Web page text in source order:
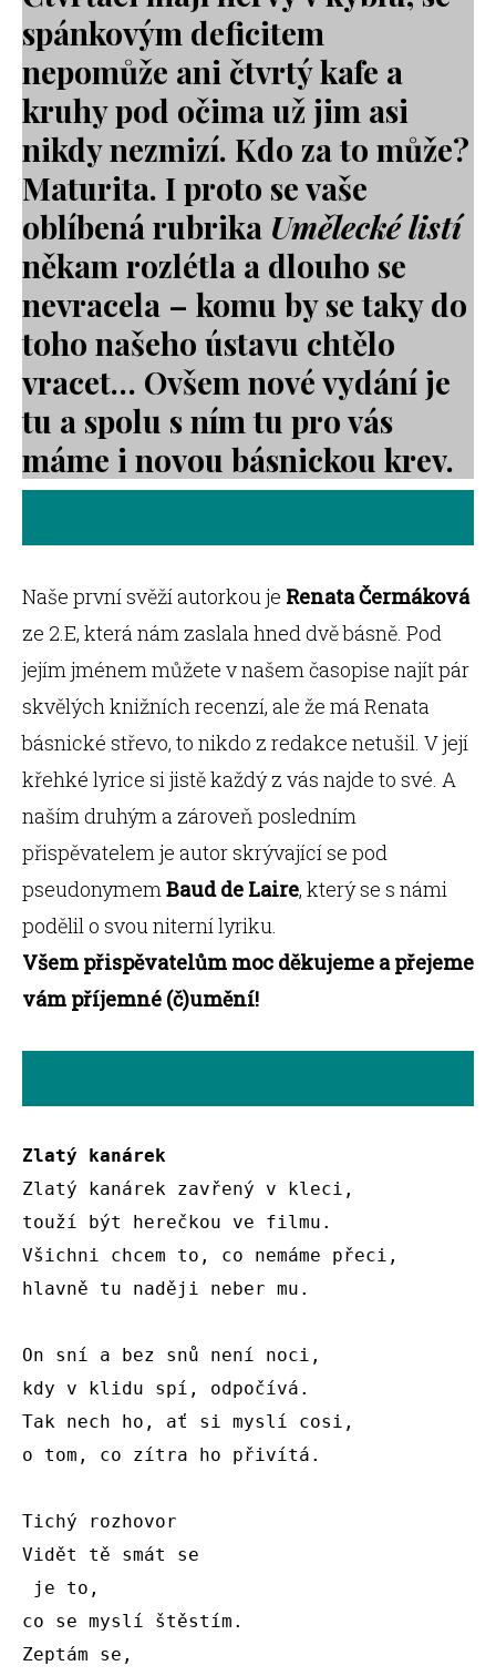
spánkovým deficitem
nepomůže ani čtvrtý kafe a
kruhy pod očima už jim asi
nikdy nezmizí. Kdo za to může?
Maturita. I proto se vaše
oblíbená rubrika Umělecké listí
někam rozlétla a dlouho se
nevracela – komu by se taky do
toho našeho ústavu chtělo
vracet… Ovšem nové vydání je
tu a spolu s ním tu pro vás
máme i novou básnickou krev.
Naše první svěží autorkou je Renata Čermáková
ze 2.E, která nám zaslala hned dvě básně. Pod
jejím jménem můžete v našem časopise najít pár
skvělých knižních recenzí, ale že má Renata
básnické střevo, to nikdo z redakce netušil. V její
křehké lyrice si jistě každý z vás najde to své. A
naším druhým a zároveň posledním
přispěvatelem je autor skrývající se pod
pseudonymemBaud de Laire, který se s námi
podělil o svou niterní lyriku.
Všem přispěvatelům moc děkujeme a přejeme
vám příjemné (č)umění!
Zlatý kanárek
Zlatý kanárek zavřený v kleci,
touží být herečkou ve filmu.
Všichni chcem to, co nemáme přeci,
hlavně tu naději neber mu.
On sní a bez snů není noci,
kdy v klidu spí, odpočívá.
Tak nech ho, ať si myslí cosi,
o tom, co zítra ho přivítá.
Tichý rozhovor
Vidět tě smát se
co se myslí štěstím.
Zeptám se,